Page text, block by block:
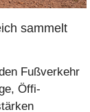
sammelt
Fußverkehr
Öffi-